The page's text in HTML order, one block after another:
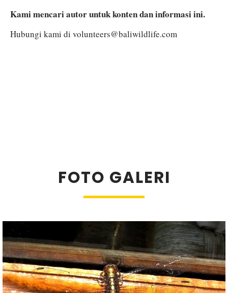
Kami mencari autor untuk konten dan informasi ini.
Hubungi kami di volunteers@baliwildlife.com
FOTO GALERI